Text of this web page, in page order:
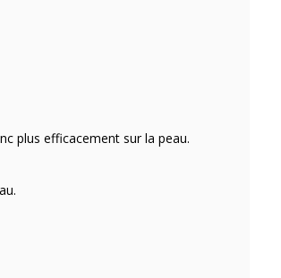
plus efficacement sur la peau.